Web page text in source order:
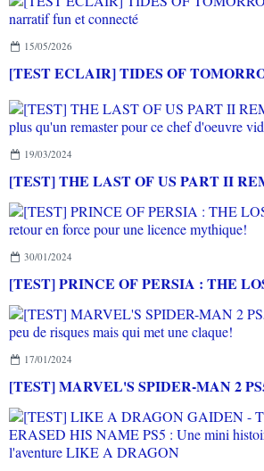
15/05/2026
19/03/2024
30/01/2024
17/01/2024